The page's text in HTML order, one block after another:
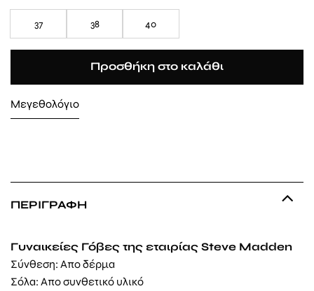
37 38 40
Προσθήκη στο καλάθι
Μεγεθολόγιο
ΠΕΡΙΓΡΑΦΉ
Γυναικείες Γόβες της εταιρίας Steve Madden
Σύνθεση: Απο δέρμα
Σόλα: Απο συνθετικό υλικό